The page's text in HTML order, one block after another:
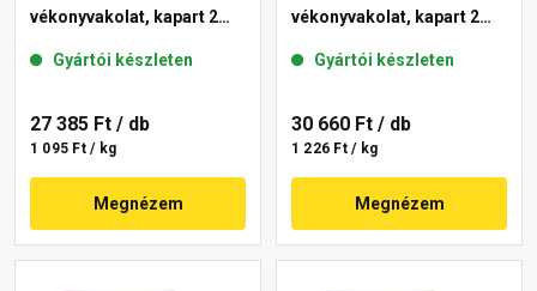
vékonyvakolat, kapart 2
Gyártói készleten
27 385 Ft / db
1 095 Ft / kg
Megnézem
vékonyvakolat, kapart 2
Gyártói készleten
30 660 Ft / db
1 226 Ft / kg
Megnézem